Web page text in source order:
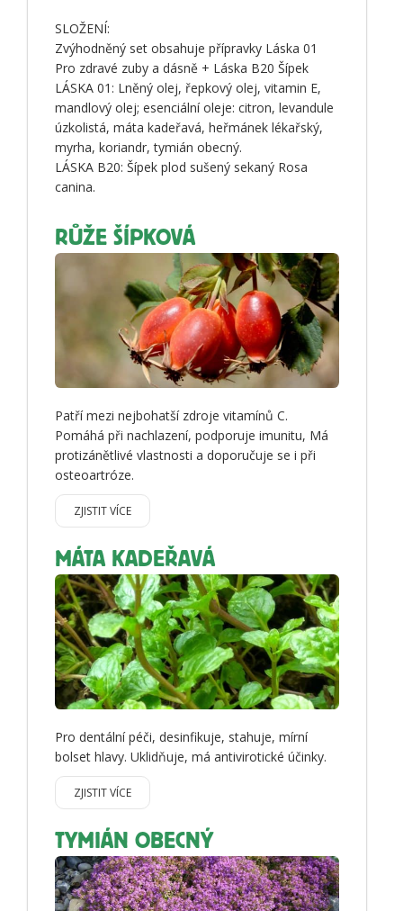
SLOŽENÍ:
Zvýhodněný set obsahuje přípravky Láska 01
Pro zdravé zuby a dásně + Láska B20 Šípek
LÁSKA 01: Lněný olej, řepkový olej, vitamin E,
mandlový olej; esenciální oleje: citron, levandule
úzkolistá, máta kadeřavá, heřmánek lékařský,
myrha, koriandr, tymián obecný.
LÁSKA B20: Šípek plod sušený sekaný Rosa
canina.
RŮŽE ŠÍPKOVÁ
Patří mezi nejbohatší zdroje vitamínů C.
Pomáhá při nachlazení, podporuje imunitu, Má
protizánětlivé vlastnosti a doporučuje se i při
osteoartróze.
ZJISTIT VÍCE
MÁTA KADEŘAVÁ
Pro dentální péči, desinfikuje, stahuje, mírní
bolset hlavy. Uklidňuje, má antivirotické účinky.
ZJISTIT VÍCE
TYMIÁN OBECNÝ